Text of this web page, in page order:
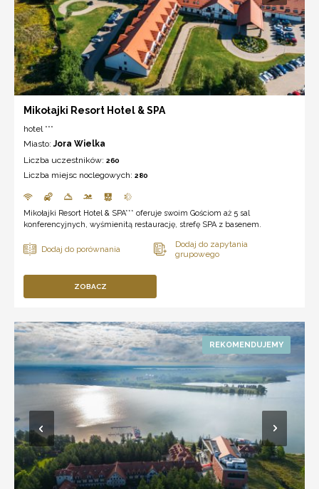
Mikołajki Resort Hotel & SPA
hotel ***
Miasto:Jora Wielka
Liczba uczestników: 260
Liczba miejsc noclegowych: 280
Mikołajki Resort Hotel & SPA*** oferuje swoim Gościom aż 5 sal
konferencyjnych, wyśmienitą restaurację, strefę SPA z basenem.
ZOBACZ